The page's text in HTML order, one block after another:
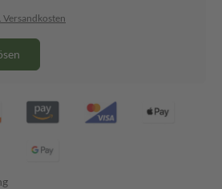
Versandkosten